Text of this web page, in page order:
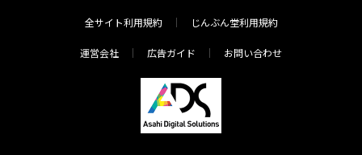
全サイト利用規約 じんぶん堂利用規約
運営会社 広告ガイド お問い合わせ